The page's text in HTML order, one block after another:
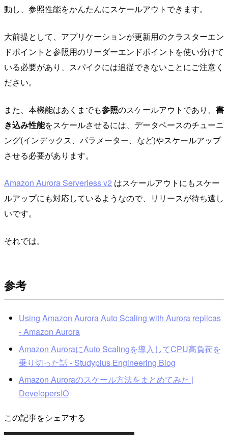
動し、参照性能をかんたんにスケールアウトできます。
大前提として、アプリケーションが更新用のクラスターエン
ドポイントと参照用のリーダーエンドポイントを使い分けて
いる必要があり、スパイクには追従できないことにご注意く
ださい。
また、本機能はあくまでも参照のスケールアウトであり、 書
き込み性能をスケールさせるには、データベースのチューニ
ング(インデックス、パラメーター、など)やスケールアップ
させる必要があります。
Amazon Aurora Serverless v2 はスケールアウトにもスケー
ルアップにも対応しているようなので、リリースが待ち遠し
いです。
それでは。
参考
Using Amazon Aurora Auto Scaling with Aurora replicas
- Amazon Aurora
Amazon AuroraにAuto Scalingを導入してCPU高負荷を
乗り切った話 - Studyplus Engineering Blog
Amazon Auroraのスケール方法をまとめてみた |
DevelopersIO
この記事をシェアする